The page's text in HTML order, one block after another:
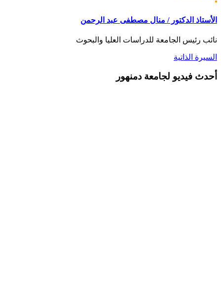
الأستاذ الدكتور / منال مصطفى عبد الرحمن
نائب رئيس الجامعة للدراسات العليا والبحوث
السيرة الذاتية
أحدث فيديو لجامعة دمنهور